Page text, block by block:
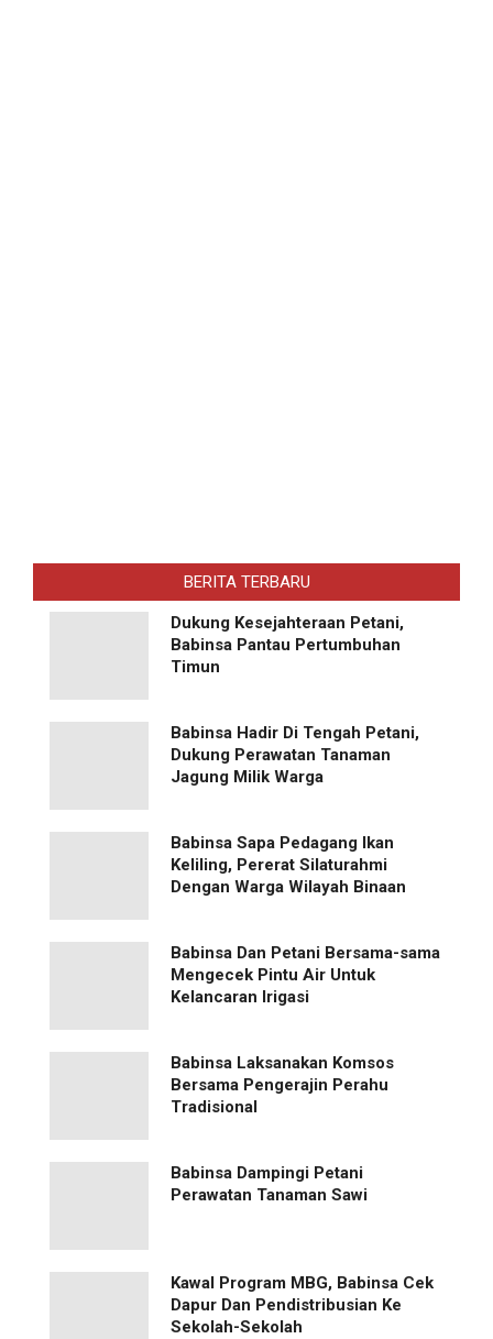
BERITA TERBARU
Dukung Kesejahteraan Petani,
Babinsa Pantau Pertumbuhan
Timun
Babinsa Hadir Di Tengah Petani,
Dukung Perawatan Tanaman
Jagung Milik Warga
Babinsa Sapa Pedagang Ikan
Keliling, Pererat Silaturahmi
Dengan Warga Wilayah Binaan
Babinsa Dan Petani Bersama-sama
Mengecek Pintu Air Untuk
Kelancaran Irigasi
Babinsa Laksanakan Komsos
Bersama Pengerajin Perahu
Tradisional
Babinsa Dampingi Petani
Perawatan Tanaman Sawi
Kawal Program MBG, Babinsa Cek
Dapur Dan Pendistribusian Ke
Sekolah-Sekolah